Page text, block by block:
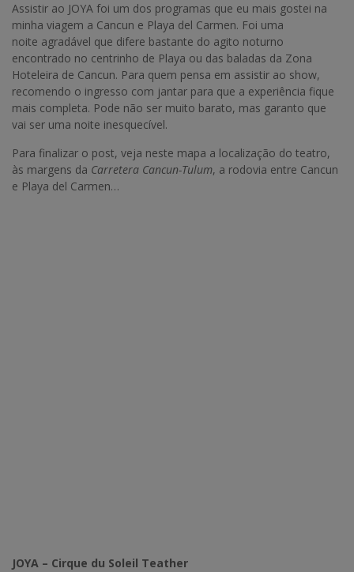
Assistir ao JOYA foi um dos programas que eu mais gostei na
minha viagem a Cancun e Playa del Carmen. Foi uma
noite agradável que difere bastante do agito noturno
encontrado no centrinho de Playa ou das baladas da Zona
Hoteleira de Cancun. Para quem pensa em assistir ao show,
recomendo o ingresso com jantar para que a experiência fique
mais completa. Pode não ser muito barato, mas garanto que
vai ser uma noite inesquecível.
Para finalizar o post, veja neste mapa a localização do teatro,
às margens da Carretera Cancun-Tulum, a rodovia entre Cancun
e Playa del Carmen…
JOYA – Cirque du Soleil Teather